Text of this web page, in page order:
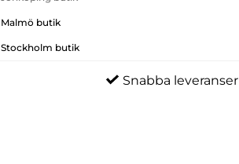
Malmö butik
Stockholm butik
Snabba leveranser